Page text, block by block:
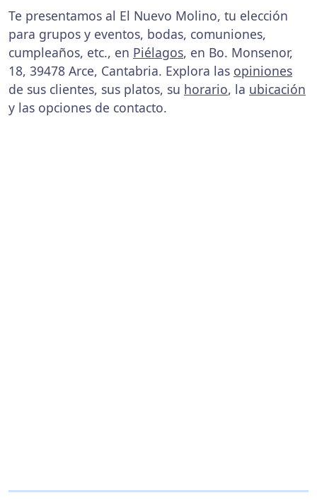
Te presentamos al El Nuevo Molino, tu elección
para grupos y eventos, bodas, comuniones,
cumpleaños, etc., en Piélagos, en Bo. Monsenor,
18, 39478 Arce, Cantabria. Explora las opiniones
de sus clientes, sus platos, su horario, la ubicación
y las opciones de contacto.